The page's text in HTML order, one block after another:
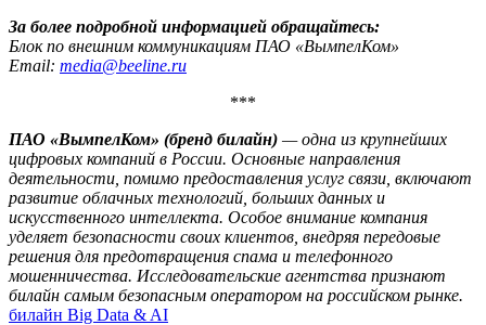
За более подробной информацией обращайтесь:
Блок по внешним коммуникациям ПАО «ВымпелКом»
Email: media@beeline.ru
***
ПАО «ВымпелКом» (бренд билайн) — одна из крупнейших
цифровых компаний в России. Основные направления
деятельности, помимо предоставления услуг связи, включают
развитие облачных технологий, больших данных и
искусственного интеллекта. Особое внимание компания
уделяет безопасности своих клиентов, внедряя передовые
решения для предотвращения спама и телефонного
мошенничества. Исследовательские агентства признают
билайн самым безопасным оператором на российском рынке.
билайн Big Data & AI